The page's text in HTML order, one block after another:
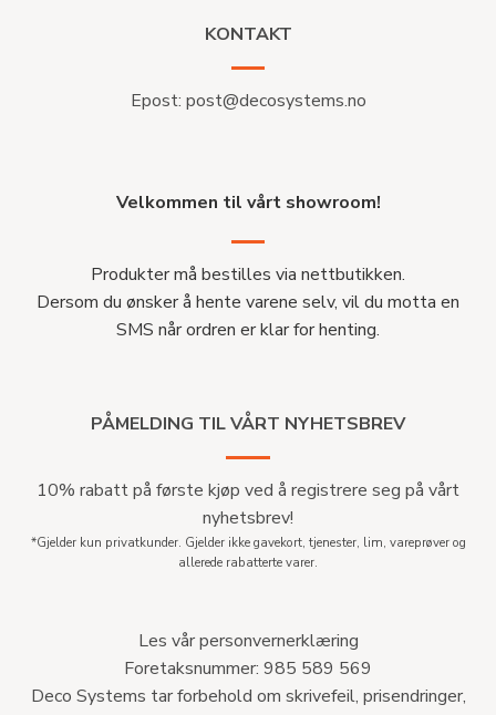
KONTAKT
Epost: post@decosystems.no
Velkommen til vårt showroom!
Produkter må bestilles via nettbutikken.
Dersom du ønsker å hente varene selv, vil du motta en
SMS når ordren er klar for henting.
PÅMELDING TIL VÅRT NYHETSBREV
10% rabatt på første kjøp ved å registrere seg på vårt
nyhetsbrev!
*Gjelder kun privatkunder. Gjelder ikke gavekort, tjenester, lim, vareprøver og
allerede rabatterte varer.
Les vår personvernerklæring
Foretaksnummer: 985 589 569
Deco Systems tar forbehold om skrivefeil, prisendringer,